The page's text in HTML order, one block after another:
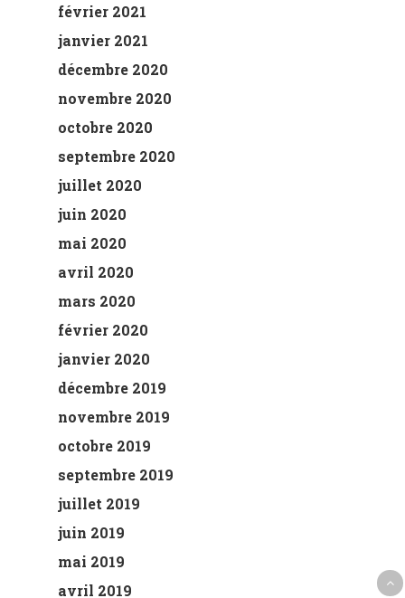
février 2021
janvier 2021
décembre 2020
novembre 2020
octobre 2020
septembre 2020
juillet 2020
juin 2020
mai 2020
avril 2020
mars 2020
février 2020
janvier 2020
décembre 2019
novembre 2019
octobre 2019
septembre 2019
juillet 2019
juin 2019
mai 2019
avril 2019